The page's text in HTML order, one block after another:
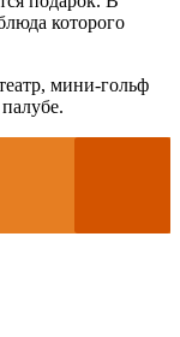
которого
мини-гольф